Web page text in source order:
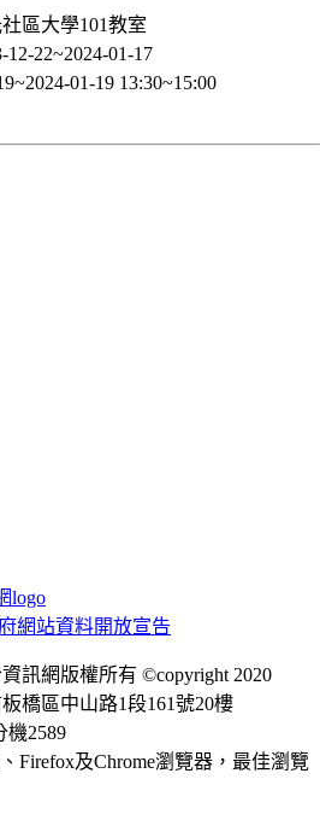
區大學101教室
12-22~2024-01-17
01-19 13:30~15:00
網站資料開放宣告
訊網版權所有 ©copyright 2020
橋區中山路1段161號20樓
機2589
Firefox及Chrome瀏覽器，最佳瀏覽